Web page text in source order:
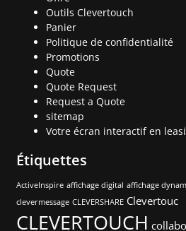
Outils Clevertouch
Panier
Politique de confidentialité
Promotions
Quote
Quote Request
Request a Quote
sitemap
Votre écran interactif en
Étiquettes
ActiveInspire affichage digital affichage
clevermessage CLEVERSHARE Clevertouc
CLEVERTOUCH